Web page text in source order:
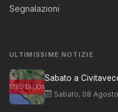
Segnalazioni
ULTIMISSIME NOTIZIE
Sabato a
Sabato, 08